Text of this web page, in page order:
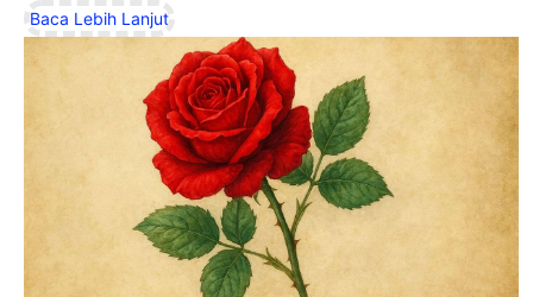
Baca Lebih Lanjut